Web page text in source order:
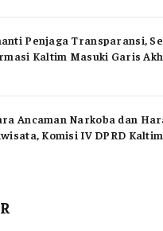
Penjaga Transparansi,
Kaltim Masuki Garis
Ancaman Narkoba dan
Komisi IV DPRD